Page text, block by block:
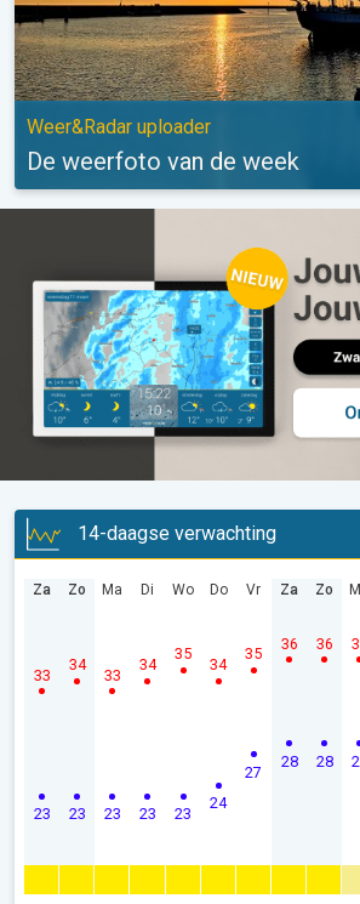
Weer&Radar uploader
De weerfoto van de week
14-daagse verwachting
Za
23
33
Zo
23
34
Ma
23
33
Di
23
34
Wo
23
35
Do
24
34
Vr
27
35
Za
28
36
Zo
28
36